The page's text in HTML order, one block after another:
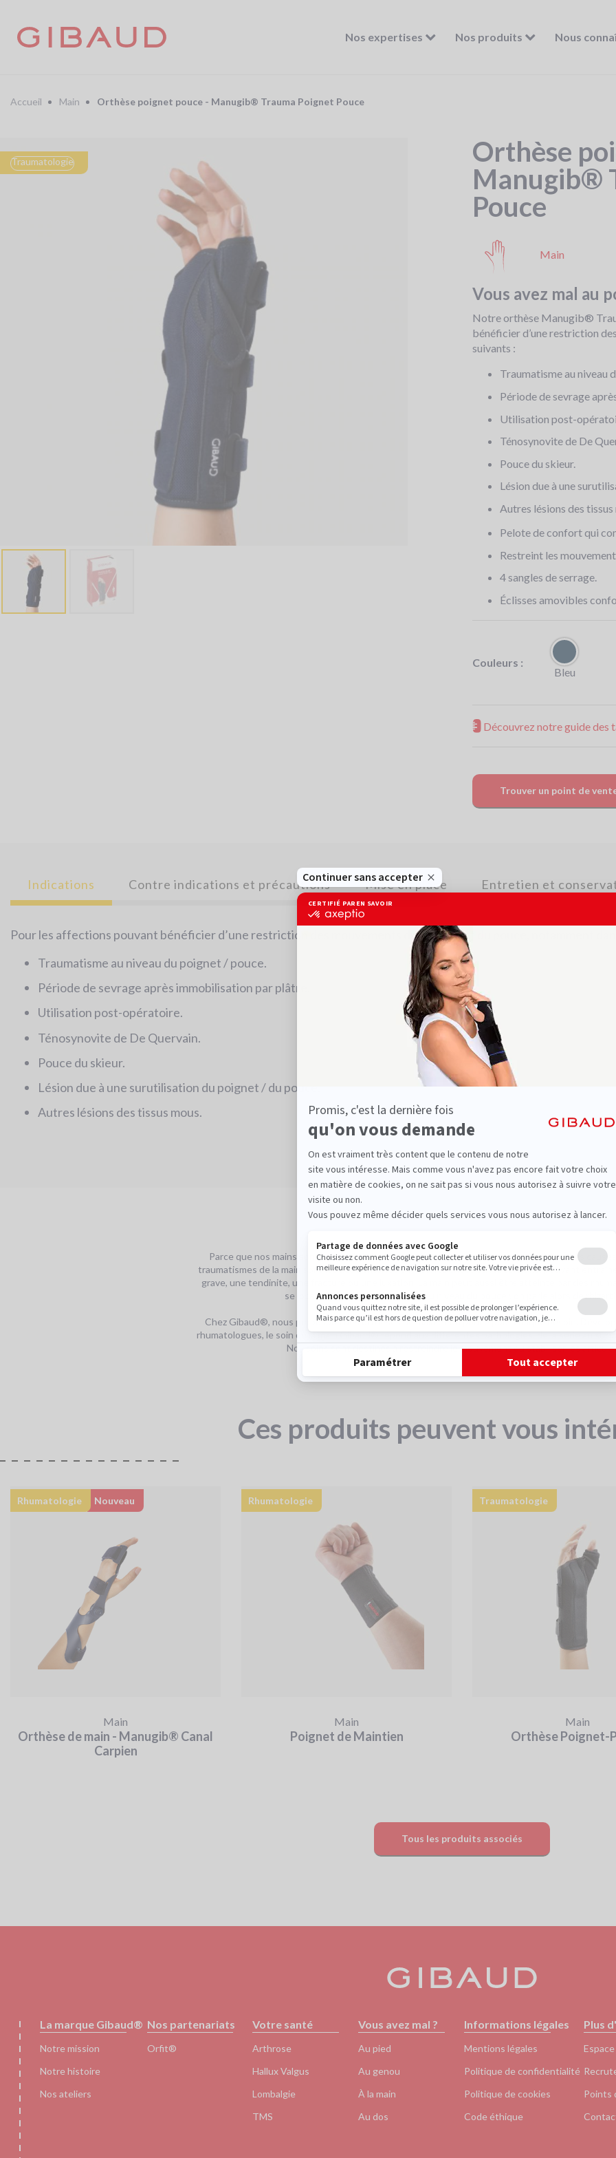
contenu
principal
Nos expertises Nos produits Nous
Accueil Main Orthèse poignet pouce - Manugib® Trauma Poignet Pouce
Traumatologie
Orthèse
Manugib®
Pouce
Main
Vous avez mal au
Notre orthèse Manugib®
bénéficier d’une restriction
suivants :
Traumatisme au niveau
Période de sevrage
Utilisation post-
Ténosynovite de De
Pouce du skieur.
Lésion due à une
Autres lésions des tissus
Pelote de confort qui
Restreint les
4 sangles de serrage.
Éclisses amovibles
Couleurs :
Bleu
Découvrez notre guide des
Trouver un point de
Indications Contre indications et précautions Mise en place Entretien et
Pour les affections pouvant bénéficier d’une restriction des mouvements du poignet et du pouce, notamment
Traumatisme au niveau du poignet / pouce.
Période de sevrage après immobilisation par plâtre.
Utilisation post-opératoire.
Ténosynovite de De Quervain.
Pouce du skieur.
Lésion due à une surutilisation du poignet / du pouce.
Autres lésions des tissus mous.
Parce que nos mains sont très sollicitées, elles méritent que l’on prenne soin d’elles. Les
traumatismes de la main sont les accidents, les chutes, les chocs ou les torsions, pouvant
grave, une tendinite, une fracture ou une luxation. La main peut aussi être atteinte par des
se localisent préférentiellement au niveau du pouce ; on parle alors de
Chez Gibaud®, nous proposons des orthèses de main et du pouce pour chaque besoin.
rhumatologues, le soin de la main Gibaud® répond aux différentes pathologies, de la série au sur-
Nos soins sont destinés à restreindre le mouvement ou stabiliser les
Ces produits peuvent vous
Rhumatologie Nouveau
Main
Orthèse de main - Manugib® Canal
Carpien
Rhumatologie
Main
Poignet de Maintien
Traumatologie
Main
Orthèse Poignet-
Tous les produits associés
Pied
de
page
La marque Gibaud®
Notre mission
Notre histoire
Nos ateliers
Nos partenariats
Orfit®
Votre santé
Arthrose
Hallux Valgus
Lombalgie
TMS
Vous avez mal ?
Au pied
Au genou
À la main
Au dos
Informations légales
Mentions légales
Politique de confidentialité
Politique de cookies
Code éthique
Plus
Points